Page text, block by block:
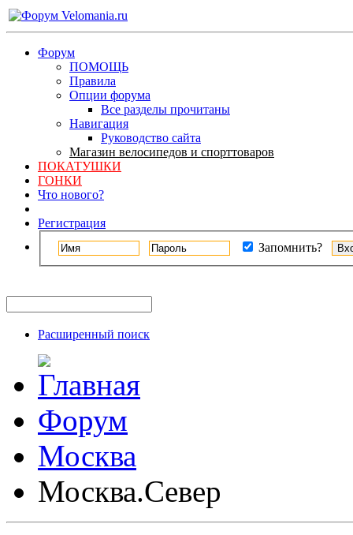
Форум
ПОМОЩЬ
Правила
Опции форума
Все разделы прочитаны
Навигация
Руководство сайта
Магазин велосипедов и спорттоваров
ПОКАТУШКИ
ГОНКИ
Что нового?
Регистрация
Запомнить?
Расширенный поиск
Форум
Москва
Москва.Север